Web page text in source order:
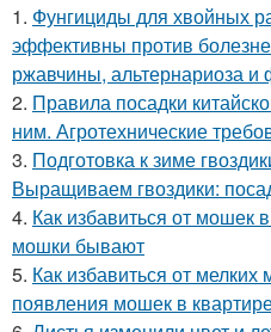
1. Фунгициды для хвойных
эффективны против
ржавчины, альтернариоза и
2. Правила посадки
ним. Агротехнические
3. Подготовка к зиме
Выращиваем гвоздики:
4. Как избавиться от мошек
мошки бывают
5. Как избавиться от
появления мошек в